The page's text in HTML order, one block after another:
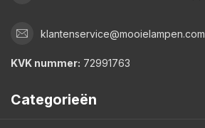
klantenservice@mooielampen.com
KVK nummer: 72991763
Categorieën